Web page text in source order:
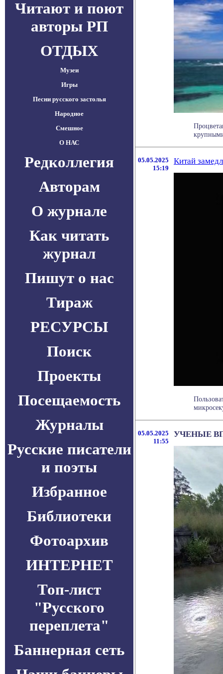
Читают и поют
авторы РП
ОТДЫХ
Музеи
Игры
Песни русского застолья
Народное
Смешное
О НАС
Редколлегия
Авторам
О журнале
Как читать
журнал
Пишут о нас
Тираж
РЕСУРСЫ
Поиск
Проекты
Посещаемость
Журналы
Русские писатели
и поэты
Избранное
Библиотеки
Фотоархив
ИНТЕРНЕТ
Топ-лист
"Русского
переплета"
Баннерная сеть
05.05.2025
15:19
Китай
05.05.2025
11:55
УЧЕНЫЕ